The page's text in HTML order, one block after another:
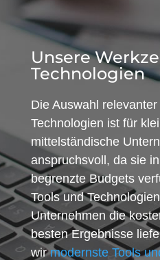
Unsere
Technologien
Die Auswahl relevanter
Technologien ist für
mittelständische
anspruchsvoll, da sie
begrenzte Budgets
Tools und
Unternehmen die
besten Ergebnisse
wirmodernste Tools